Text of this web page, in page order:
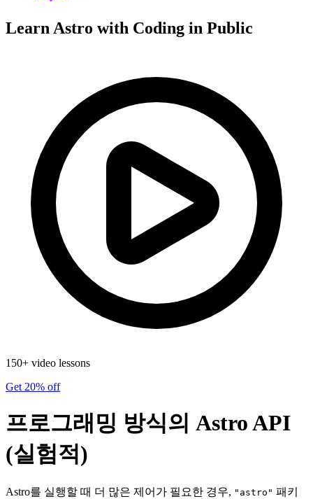
Learn Astro with Coding in Public
150+ video lessons
Get 20% off
프로그래밍 방식의 Astro API
(실험적)
Astro를 실행할 때 더 많은 제어가 필요한 경우, "astro" 패키